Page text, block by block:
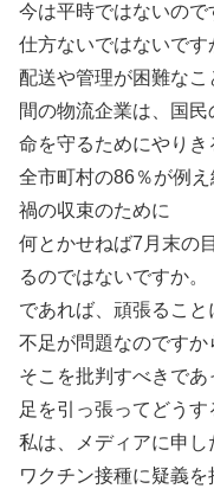
今は平時ではないの
仕方ないではないです
配送や管理が困難な
間の物流企業は、国民
命を守るためにやりき
全市町村の86％が例
禍の収束のために
何とかせねば7月末の
るのではないですか。
であれば、頑張るこ
不足が問題なのですか
そこを批判すべきで
足を引っ張ってどうす
私は、メディアに申し
ワクチン接種に疑義を